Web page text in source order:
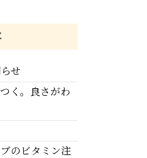
せ
く。良さがわ
のビタミン注